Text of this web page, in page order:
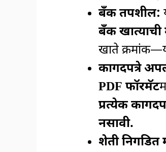
बँक तपशील:
बँक खात्याची
खाते
कागदपत्रे
PDF फॉरमॅट
प्रत्येक
नसावी.
शेती निगडित